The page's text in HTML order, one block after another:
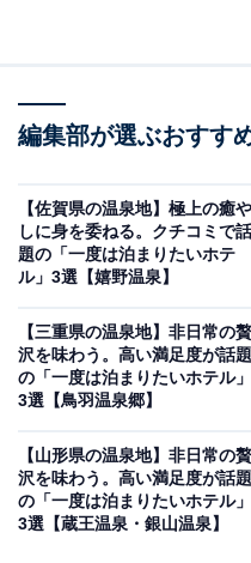
より）
白良荘グランドホテルは
徒歩30秒という絶好のロ
海や山の開放感あふれる
す。温泉は「眺望の湯 潮
を楽しみ、夕食には紀州
編集部が選ぶおすす
【佐賀県の温泉地】極上の癒や
しに身を委ねる。クチコミで話
題の「一度は泊まりたいホテ
ル」3選【嬉野温泉】
【三重県の温泉地】非日常の贅
沢を味わう。高い満足度が話題
の「一度は泊まりたいホテル」
3選【鳥羽温泉郷】
【山形県の温泉地】非日常の贅
沢を味わう。高い満足度が話題
の「一度は泊まりたいホテル」
3選【蔵王温泉・銀山温泉】